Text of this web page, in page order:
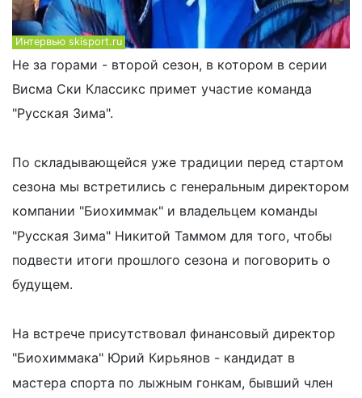
Интервью skisport.ru
Не за горами - второй сезон, в котором в серии
Висма Ски Классикс примет участие команда
"Русская Зима".
По складывающейся уже традиции перед стартом
сезона мы встретились с генеральным директором
компании "Биохиммак" и владельцем команды
"Русская Зима" Никитой Таммом для того, чтобы
подвести итоги прошлого сезона и поговорить о
будущем.
На встрече присутствовал финансовый директор
"Биохиммака" Юрий Кирьянов - кандидат в
мастера спорта по лыжным гонкам, бывший член